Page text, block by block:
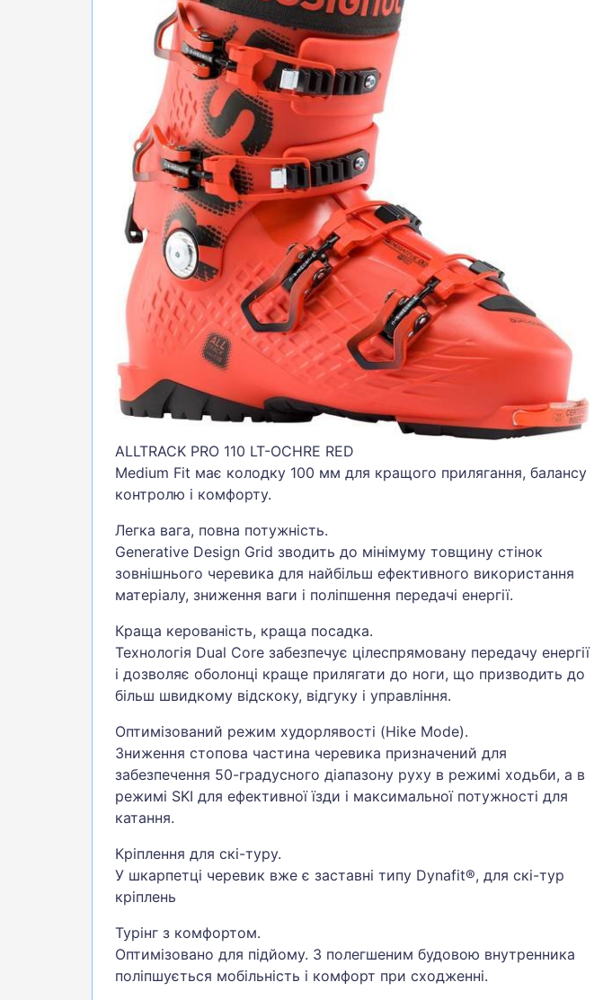
БІГ, ФІТНЕС, М'ЯЧІ
ВЕЛОСИПЕДИ
САМОКАТИ
ТЕНІС, БАДМІНТОН
ВОДНІ ВИДИ СПОРТУ
ТУРИЗМ
ALLTRACK PRO 110 LT-OCHRE RED
Medium Fit має колодку 100 мм для кращого прилягання, балансу
контролю і комфорту.
Легка вага, повна потужність.
Generative Design Grid зводить до мінімуму товщину стінок
зовнішнього черевика для найбільш ефективного використання
матеріалу, зниження ваги і поліпшення передачі енергії.
Краща керованість, краща посадка.
Технологія Dual Core забезпечує цілеспрямовану передачу енергії
і дозволяє оболонці краще прилягати до ноги, що призводить до
більш швидкому відскоку, відгуку і управління.
Оптимізований режим худорлявості (Hike Mode).
Зниження стопова частина черевика призначений для
забезпечення 50-градусного діапазону руху в режимі ходьби, а в
режимі SKI для ефективної їзди і максимальної потужності для
катання.
Кріплення для скі-туру.
У шкарпетці черевик вже є заставні типу Dynafit®, для скі-тур
кріплень
Турінг з комфортом.
Оптимізовано для підйому. З полегшеним будовою внутренника
поліпшується мобільність і комфорт при сходженні.